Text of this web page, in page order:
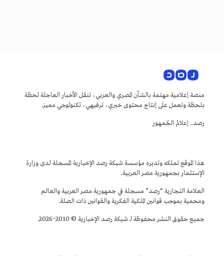
منصة إعلامية مهتمة بالشأن المصري والعربي، تنقل الأخبار العاجلة لحظة
بلحظة وتعمل على إنتاج محتوى خبري، ترفيهي، تكنولوجي مميز.
رصد.. إعلامُ الجُمهور
هذا الموقع تملكه وتديره مؤسسة شبكة رصد الإخبارية المسجلة لدى وزارة
الإستثمار بجمهورية مصر العربية.
العلامة التجارية “رصد” مسجلة في جمهورية مصر العربية والعالم
ومحمية بموجب قوانين الملكية الفكرية والقوانين ذات الصلة.
جميع حقوق النشر محفوظة لـ شبكة رصد الإخبارية © 2010~2026.